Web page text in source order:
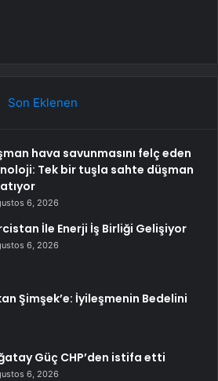
Son Eklenen
hava savunmasını felç eden
Tek bir tuşla sahte düşman
6, 2026
İle Enerji İş Birliği Gelişiyor
6, 2026
Şimşek’e: İyileşmenin Bedelini
Güç CHP’den istifa etti
6, 2026